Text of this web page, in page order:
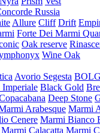
Russia
Allure Cliff Drift
Forte Dei Marmi
Oak reserve
Wine Oak
Avorio Segesta
Black Gold
Deep Stone
Arabesque Marmi
Cenere Marmi Bianco
Marmi Calacatta Marmi